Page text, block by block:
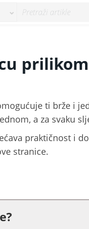
ti brže i
a za svaku
praktičnost i
stranice.